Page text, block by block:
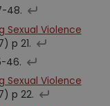
48.
Sexual Violence
p 21.
46.
Sexual Violence
p 22.